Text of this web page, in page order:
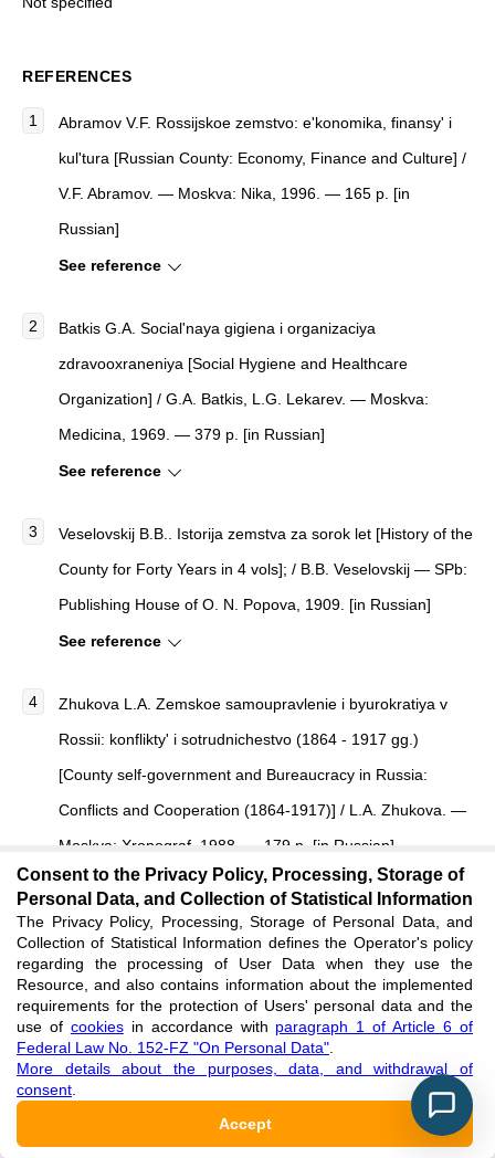
REFERENCES
Abramov V.F. Rossijskoe zemstvo: e'konomika, finansy' i
kul'tura [Russian County: Economy, Finance and Culture] /
V.F. Abramov. — Moskva: Nika, 1996. — 165 p. [in
Russian]
See reference
Batkis G.A. Social'naya gigiena i organizaciya
zdravooxraneniya [Social Hygiene and Healthcare
Organization] / G.A. Batkis, L.G. Lekarev. — Moskva:
Medicina, 1969. — 379 p. [in Russian]
See reference
Veselovskij B.B.. Istorija zemstva za sorok let [History of the
County for Forty Years in 4 vols]; / B.B. Veselovskij — SPb:
Publishing House of O. N. Popova, 1909. [in Russian]
See reference
Zhukova L.A. Zemskoe samoupravlenie i byurokratiya v
Rossii: konflikty' i sotrudnichestvo (1864 - 1917 gg.)
[County self-government and Bureaucracy in Russia:
Conflicts and Cooperation (1864-1917)] / L.A. Zhukova. —
Moskva: Xronograf, 1988. — 179 p. [in Russian]
See reference
Zhurnaly zasedanii XLIII ocherednogo Belgorodskogo
uezdnogo zemskogo sobraniia [5-go i 6-go oktiabria] 1907
goda i ekstrennogo za 10 ianvaria 1908 goda [Journals of
the sessions of the XLIII Regular Belgorod District County
Assembly [5th and 6th October] 1907 and the
Extraordinary one for 10 January 1908]. — Kursk, 1908. —
Consent to the Privacy Policy, Processing, Storage of
Personal Data, and Collection of Statistical Information
The Privacy Policy, Processing, Storage of Personal Data, and
Collection of Statistical Information defines the Operator's policy
regarding the processing of User Data when they use the
Resource, and also contains information about the implemented
requirements for the protection of Users' personal data and the
use of cookiesin accordance with paragraph 1 of Article 6 of
Federal Law No. 152-FZ "On Personal Data"
More details about the purposes, data, and withdrawal of
consent
Accept